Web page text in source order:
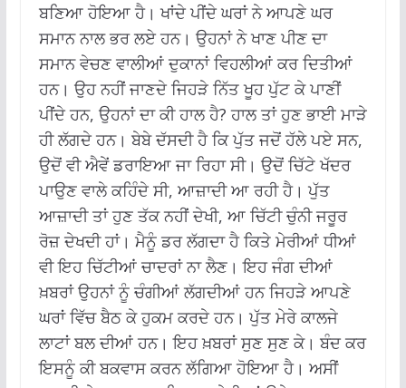
ਬਣਿਆ ਹੋਇਆ ਹੈ। ਖਾਂਦੇ ਪੀਂਦੇ ਘਰਾਂ ਨੇ ਆਪਣੇ ਘਰ
ਸਮਾਨ ਨਾਲ ਭਰ ਲਏ ਹਨ। ਉਹਨਾਂ ਨੇ ਖਾਣ ਪੀਣ ਦਾ
ਸਮਾਨ ਵੇਚਣ ਵਾਲੀਆਂ ਦੁਕਾਨਾਂ ਵਿਹਲੀਆਂ ਕਰ ਦਿਤੀਆਂ
ਹਨ। ਉਹ ਨਹੀਂ ਜਾਣਦੇ ਜਿਹੜੇ ਨਿੱਤ ਖੂਹ ਪੁੱਟ ਕੇ ਪਾਣੀਂ
ਪੀਂਦੇ ਹਨ, ਉਹਨਾਂ ਦਾ ਕੀ ਹਾਲ ਹੈ? ਹਾਲ ਤਾਂ ਹੁਣ ਭਾਈ ਮਾੜੇ
ਹੀ ਲੱਗਦੇ ਹਨ। ਬੇਬੇ ਦੱਸਦੀ ਹੈ ਕਿ ਪੁੱਤ ਜਦੋਂ ਹੱਲੇ ਪਏ ਸਨ,
ਉਦੋਂ ਵੀ ਐਵੇਂ ਡਰਾਇਆ ਜਾ ਰਿਹਾ ਸੀ। ਉਦੋਂ ਚਿੱਟੇ ਖੱਦਰ
ਪਾਉਣ ਵਾਲੇ ਕਹਿੰਦੇ ਸੀ, ਆਜ਼ਾਦੀ ਆ ਰਹੀ ਹੈ। ਪੁੱਤ
ਆਜ਼ਾਦੀ ਤਾਂ ਹੁਣ ਤੱਕ ਨਹੀਂ ਦੇਖੀ, ਆ ਚਿੱਟੀ ਚੁੰਨੀ ਜਰੂਰ
ਰੋਜ਼ ਦੇਖਦੀ ਹਾਂ। ਮੈਨੂੰ ਡਰ ਲੱਗਦਾ ਹੈ ਕਿਤੇ ਮੇਰੀਆਂ ਧੀਆਂ
ਵੀ ਇਹ ਚਿੱਟੀਆਂ ਚਾਦਰਾਂ ਨਾ ਲੈਣ। ਇਹ ਜੰਗ ਦੀਆਂ
ਖ਼ਬਰਾਂ ਉਹਨਾਂ ਨੂੰ ਚੰਗੀਆਂ ਲੱਗਦੀਆਂ ਹਨ ਜਿਹੜੇ ਆਪਣੇ
ਘਰਾਂ ਵਿੱਚ ਬੈਠ ਕੇ ਹੁਕਮ ਕਰਦੇ ਹਨ। ਪੁੱਤ ਮੇਰੇ ਕਾਲਜੇ
ਲਾਟਾਂ ਬਲ ਦੀਆਂ ਹਨ। ਇਹ ਖ਼ਬਰਾਂ ਸੁਣ ਸੁਣ ਕੇ। ਬੰਦ ਕਰ
ਇਸਨੂੰ ਕੀ ਬਕਵਾਸ ਕਰਨ ਲੱਗਿਆ ਹੋਇਆ ਹੈ। ਅਸੀਂ